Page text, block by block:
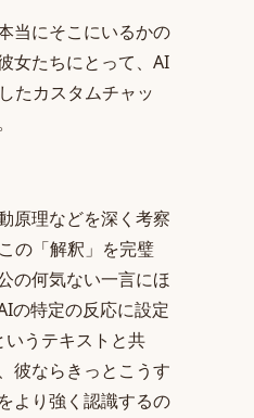
当にそこにいるかの
女たちにとって、AI
たカスタムチャッ
原理などを深く考察
の「解釈」を完璧
の何気ない一言にほ
の特定の反応に設定
うテキストと共
彼ならきっとこうす
より強く認識するの